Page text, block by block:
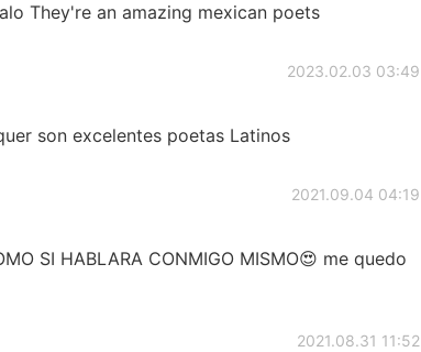
They're an amazing mexican poets
2023.02.03 03:49
son excelentes poetas Latinos
2021.09.04 04:19
SI HABLARA CONMIGO MISMO😍 me quedo
2021.08.31 11:52